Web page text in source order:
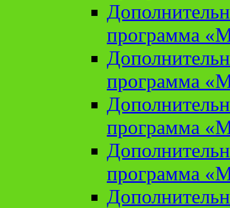
программа
программа
программа
программа